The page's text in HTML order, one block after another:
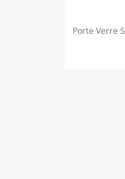
Porte Verre